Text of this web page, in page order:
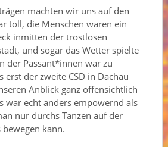
machten wir uns auf den
toll, die Menschen waren ein
inmitten der trostlosen
und sogar das Wetter spielte
der Passant*innen war zu
erst der zweite CSD in Dachau
Anblick ganz offensichtlich
war echt anders empowernd als
nur durchs Tanzen auf der
kann.